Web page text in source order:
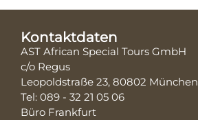
Kontaktdaten
AST African Special Tours GmbH
c/o Regus
Leopoldstraße 23, 80802 München
Tel: 089 - 32 21 05 06
Büro Frankfurt